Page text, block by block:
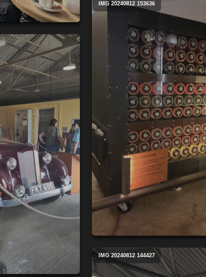
IMG 20240812 153636
IMG 20240812 144427